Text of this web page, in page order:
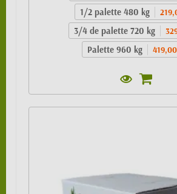
1/2 palette 480 kg
3/4 de palette 720 kg
Palette 960 kg